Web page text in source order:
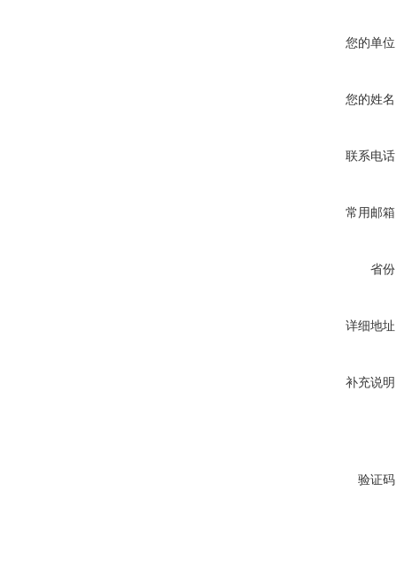
您的单
您的姓
联系电
常用邮
省
详细地
补充说
验证